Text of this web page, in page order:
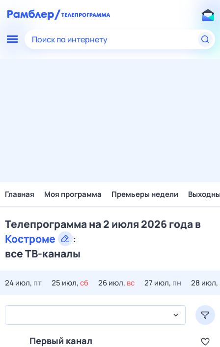
Поиск по интернету
Главная Моя программа Премьеры недели
Телепрограмма на 2 июля 2026 года в
Костроме
:
все ТВ-каналы
24 июл, пт 25 июл,сб 26 июл, вс 27 июл, пн 28 июл,
Первый канал